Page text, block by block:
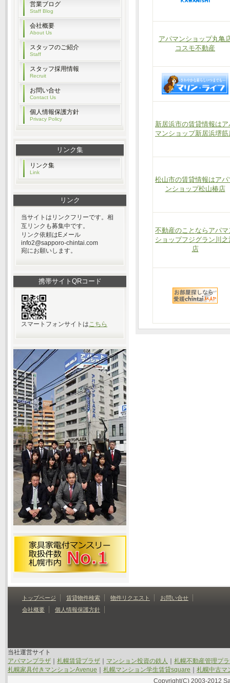
アパマンショップ丸亀
コスモ不動産
新居浜市の賃貸情報はア
マンショップ新居浜堺筋
松山市の賃貸情報はアパ
ンショップ松山椿店
不動産のことならアパマ
ショップフジグラン川之
店
営業ブログ
Staff Blog
会社概要
About Us
スタッフのご紹介
Staff
スタッフ採用情報
Recruit
お問い合せ
Contact Us
個人情報保護方針
Privacy Policy
リンク集
リンク集
Link
リンク
当サイトはリンクフリーです。相
互リンクも募集中です。
リンク依頼はEメール
info2@sapporo-chintai.com
宛にお願いします。
携帯サイトQRコード
スマートフォンサイトはこちら
トップページ 賃貸物件検索 物件リクエスト
お問い合せ
会社概要
個人情報保護方針
当社運営サイト
アパマンプラザ
札幌賃貸プラザ マンション投資の鉄人
札幌不動産管理プ
札幌家具付きマンションAvenue
札幌マンション学生賃貸square
札幌中古マ
Copyright(C) 2003-2012